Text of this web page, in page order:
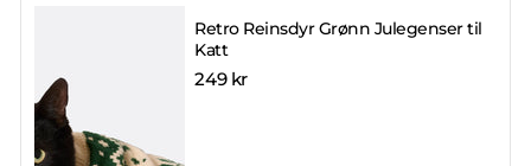
Retro Reinsdyr Grønn Julegenser til
Katt
249 kr